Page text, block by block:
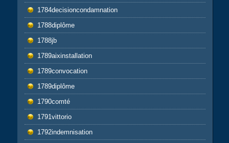
1784decisioncondamnation
1788diplôme
1788jb
1789aixinstallation
1789convocation
1789diplôme
1790comté
1791vittorio
1792indemnisation